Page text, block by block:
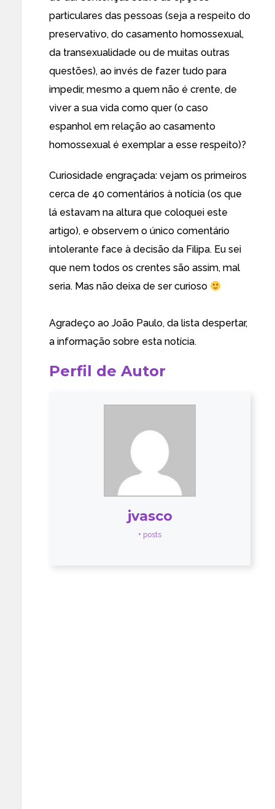
particulares das pessoas (seja a respeito do
preservativo, do casamento homossexual,
da transexualidade ou de muitas outras
questões), ao invés de fazer tudo para
impedir, mesmo a quem não é crente, de
viver a sua vida como quer (o caso
espanhol em relação ao casamento
homossexual é exemplar a esse respeito)?
Curiosidade engraçada: vejam os primeiros
cerca de 40 comentários à notícia (os que
lá estavam na altura que coloquei este
artigo), e observem o único comentário
intolerante face à decisão da Filipa. Eu sei
que nem todos os crentes são assim, mal
seria. Mas não deixa de ser curioso
Agradeço ao João Paulo, da lista despertar,
a informação sobre esta notícia.
Perfil de Autor
jvasco
+ posts